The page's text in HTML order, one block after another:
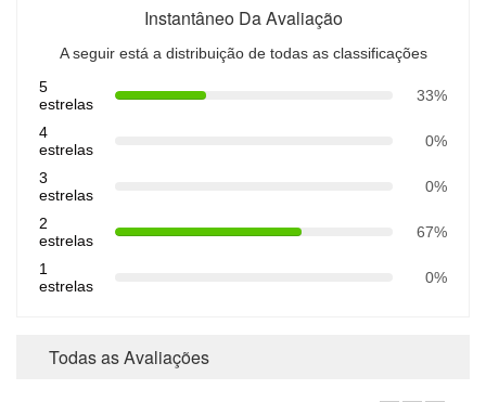
Instantâneo Da Avaliação
A seguir está a distribuição de todas as classificações
5
estrelas
33%
4
estrelas
0%
3
estrelas
0%
2
estrelas
67%
1
estrelas
0%
Todas as Avaliações